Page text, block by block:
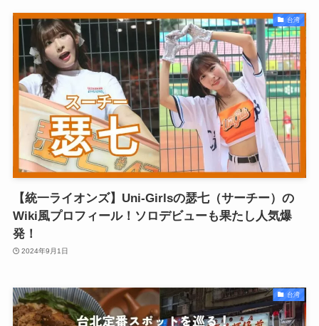
台湾
【統一ライオンズ】Uni-Girlsの瑟七（サーチー）の
Wiki風プロフィール！ソロデビューも果たし人気爆
発！
2024年9月1日
台湾